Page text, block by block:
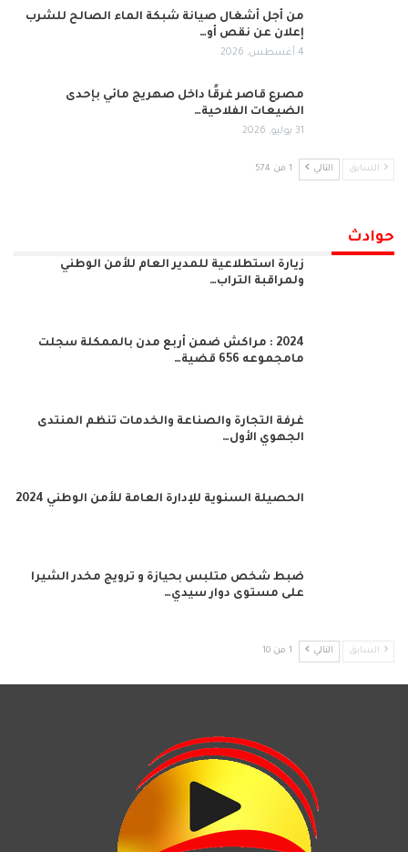
من أجل أشغال صيانة شبكة الماء الصالح للشرب
إعلان عن نقص أو…
4 أغسطس, 2026
مصرع قاصر غرقًا داخل صهريج مائي بإحدى
الضيعات الفلاحية…
31 يوليو, 2026
السابق التالي 1 من 574
حوادث
زيارة استطلاعية للمدير العام للأمن الوطني
ولمراقبة التراب…
2024 : مراكش ضمن أربع مدن بالممكلة سجلت
مامجموعه 656 قضية…
غرفة التجارة والصناعة والخدمات تنظم المنتدى
الجهوي الأول…
الحصيلة السنوية للإدارة العامة للأمن الوطني 2024
ضبط شخص متلبس بحيازة و ترويج مخدر الشيرا
على مستوى دوار سيدي…
السابق التالي 1 من 10